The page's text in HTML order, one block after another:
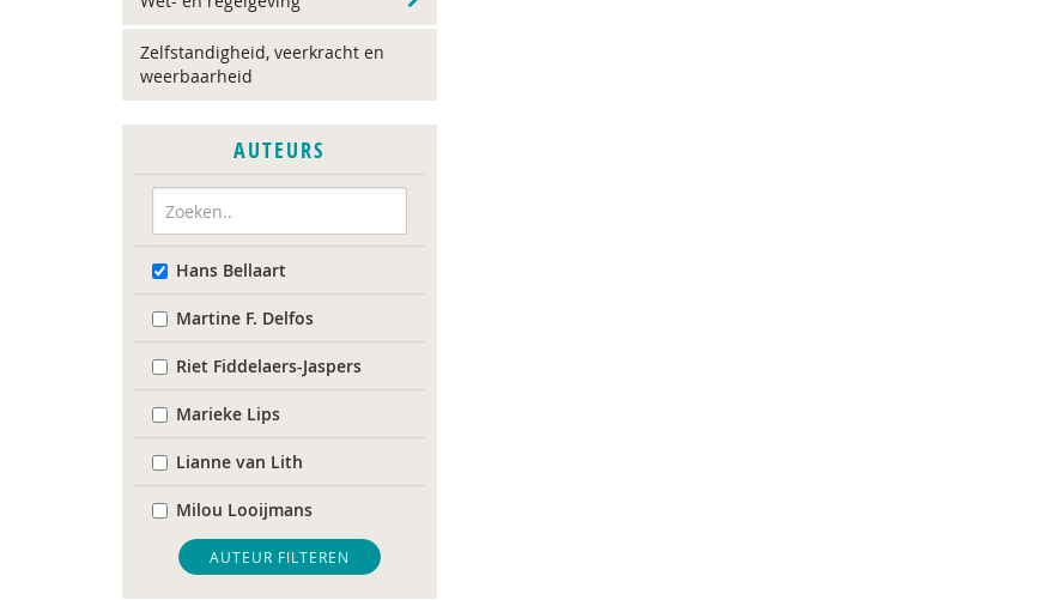
Zelfstandigheid, veerkracht en
weerbaarheid
AUTEURS
Hans Bellaart
Martine F. Delfos
Riet Fiddelaers-Jaspers
Marieke Lips
Lianne van Lith
Milou Looijmans
Monique van ’t Erve
AUTEUR FILTEREN